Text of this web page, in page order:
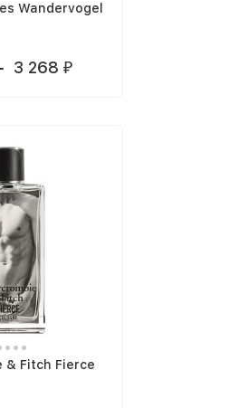
Wandervogel
- 3 268 ₽
& Fitch Fierce